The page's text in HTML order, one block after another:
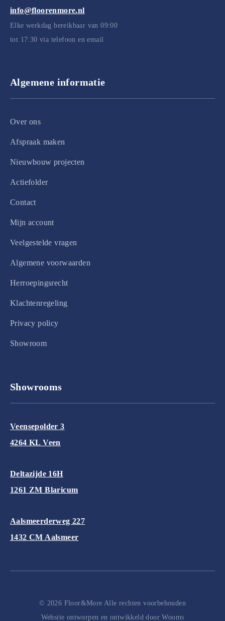
info@floorenmore.nl
Elke werkdag bereikbaar van 09:00
tot 17:30 via telefoon en email
Algemene informatie
Over ons
Afspraak maken
Nieuwbouw projecten
Actiefolder
Contact
Mijn account
Veelgestelde vragen
Algemene voorwaarden
Herroepingsrecht
Klachtenregeling
Privacy policy
Showroom
Showrooms
Veensepolder 3
4264 KL Veen
Deltazijde 16H
1261 ZM Blaricum
Aalsmeerderweg 227
1432 CM Aalsmeer
© 2026 Floor&More Alle rechten voorbehouden
Website ontworpen en ontwikkeld doorWooms